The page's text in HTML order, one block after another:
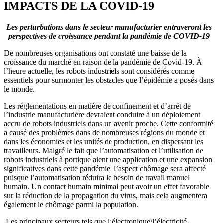
IMPACTS DE LA COVID-19
Les perturbations dans le secteur manufacturier entraveront les
perspectives de croissance pendant la pandémie de COVID-19
De nombreuses organisations ont constaté une baisse de la
croissance du marché en raison de la pandémie de Covid-19. À
l’heure actuelle, les robots industriels sont considérés comme
essentiels pour surmonter les obstacles que l’épidémie a posés dans
le monde.
Les réglementations en matière de confinement et d’arrêt de
l’industrie manufacturière devraient conduire à un déploiement
accru de robots industriels dans un avenir proche. Cette conformité
a causé des problèmes dans de nombreuses régions du monde et
dans les économies et les unités de production, en dispersant les
travailleurs. Malgré le fait que l’automatisation et l’utilisation de
robots industriels à portique aient une application et une expansion
significatives dans cette pandémie, l’aspect chômage sera affecté
puisque l’automatisation réduira le besoin de travail manuel
humain. Un contact humain minimal peut avoir un effet favorable
sur la réduction de la propagation du virus, mais cela augmentera
également le chômage parmi la population.
Les principaux secteurs tels que l’électronique/l’électricité,